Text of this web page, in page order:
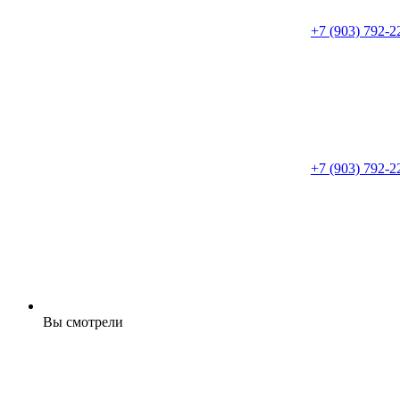
+7 (903) 792-
+7 (903) 792-
Вы смотрели